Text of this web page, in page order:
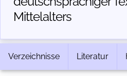
Mittelalters
Verzeichnisse Literatur